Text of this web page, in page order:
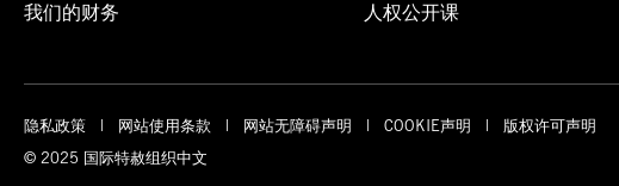
我们的财务
人权公开课
隐私政策 网站使用条款 网站无障碍声明 COOKIE声明
版权许可声明
© 2025 国际特赦组织中文